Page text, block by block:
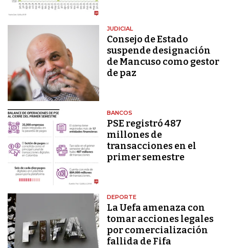
JUDICIAL
Consejo de Estado
suspende designación
de Mancuso como gestor
de paz
BANCOS
PSE registró 487
millones de
transacciones en el
primer semestre
DEPORTE
La Uefa amenaza con
tomar acciones legales
por comercialización
fallida de Fifa